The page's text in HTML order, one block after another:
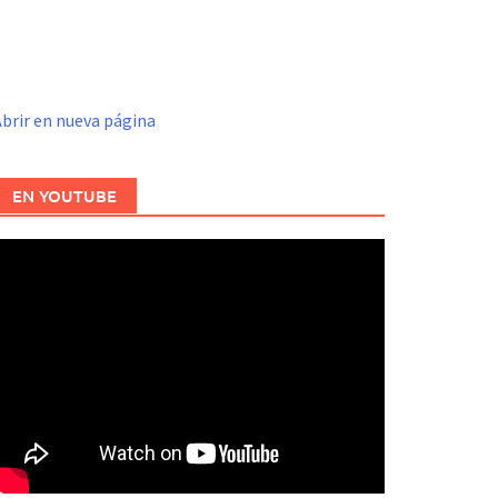
en nueva página
EN YOUTUBE